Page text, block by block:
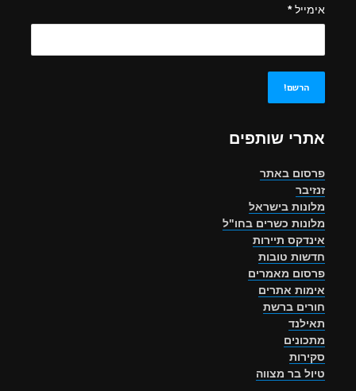
אימייל*
אתרי שותפים
פרסום באתר
זנזיבר
מלונות בישראל
מלונות כשרים בחו"ל
אינדקס תיירות
חדשות טובות
פרסום מאמרים
אימות אתרים
חורים ברשת
תאילנד
מתכונים
סקירות
טיול בר מצווה